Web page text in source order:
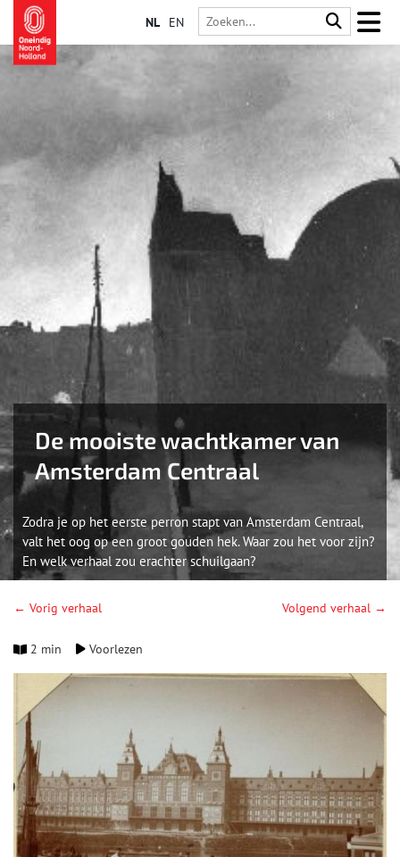
NL EN
De mooiste wachtkamer van
Amsterdam Centraal
Zodra je op het eerste perron stapt van Amsterdam Centraal,
valt het oog op een groot gouden hek. Waar zou het voor zijn?
En welk verhaal zou erachter schuilgaan?
← Vorig verhaal Volgend verhaal →
2 min Voorlezen